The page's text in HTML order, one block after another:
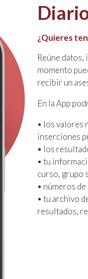
¿Quieres
Reúne
momento
recibir un
En la App
• los valores
inserciones
• los
• tu
curso, grupo
• números
• tu archivo
resultados,